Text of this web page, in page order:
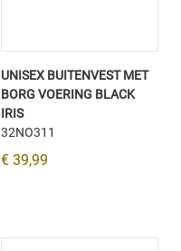
UNISEX BUITENVEST MET
BORG VOERING BLACK
IRIS
32NO311
€ 39,99